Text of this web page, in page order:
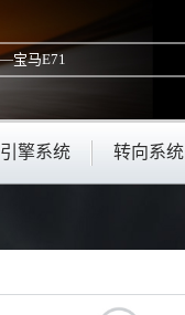
引擎系统 转向系统